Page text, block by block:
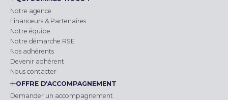
Notre agence
Financeurs & Partenaires
Notre équipe
Notre démarche RSE
Nos adhérents
Devenir adhérent
Nous contacter
OFFRE D'ACCOMPAGNEMENT
Demander un accompagnement